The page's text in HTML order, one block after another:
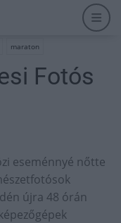
maraton
Fotós
eseménnyé nőtte
újra 48 órán